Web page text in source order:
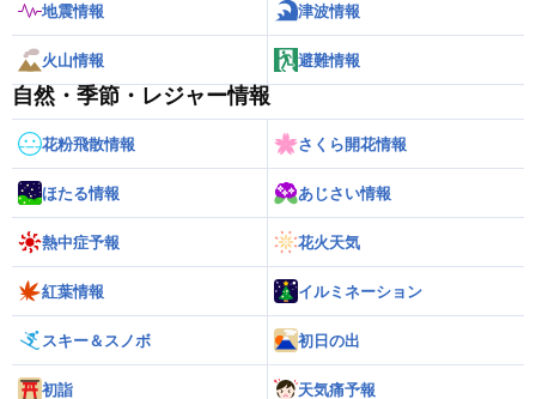
地震情報 津波情報
火山情報 避難情報
自然・季節・レジャー情報
花粉飛散情報 さくら開花情報
ほたる情報 あじさい情報
熱中症予報 花火天気
紅葉情報 イルミネーション
スキー＆スノボ 初日の出
初詣 天気痛予報